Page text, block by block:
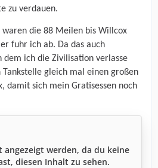
zu verdauen.
waren die 88 Meilen bis Willcox
fuhr ich ab. Da das auch
ich die Zivilisation verlasse
Tankstelle gleich mal einen großen
damit sich mein Gratisessen noch
werden, da du keine
diesen Inhalt zu sehen.